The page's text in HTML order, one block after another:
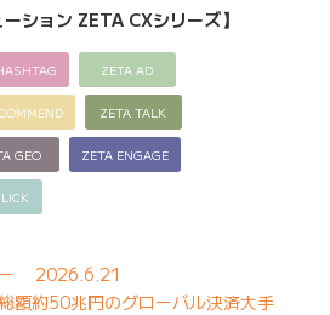
ション ZETA CXシリーズ】
ZETA AD
ZETA TALK
GEO ZETA ENGAGE
ー 2026.6.21
額約50兆円のグローバル決済大手